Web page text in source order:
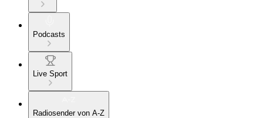
Podcasts
Live Sport
Radiosender von A-Z